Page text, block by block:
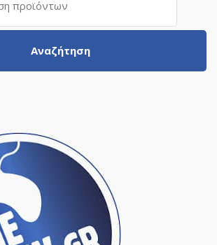
Αναζήτηση